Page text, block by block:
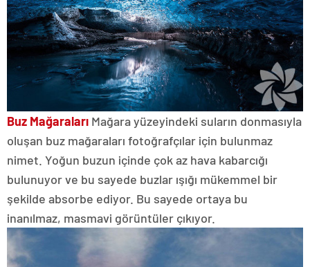
Buz Mağaraları Mağara yüzeyindeki suların donmasıyla
oluşan buz mağaraları fotoğrafçılar için bulunmaz
nimet. Yoğun buzun içinde çok az hava kabarcığı
bulunuyor ve bu sayede buzlar ışığı mükemmel bir
şekilde absorbe ediyor. Bu sayede ortaya bu
inanılmaz, masmavi görüntüler çıkıyor.